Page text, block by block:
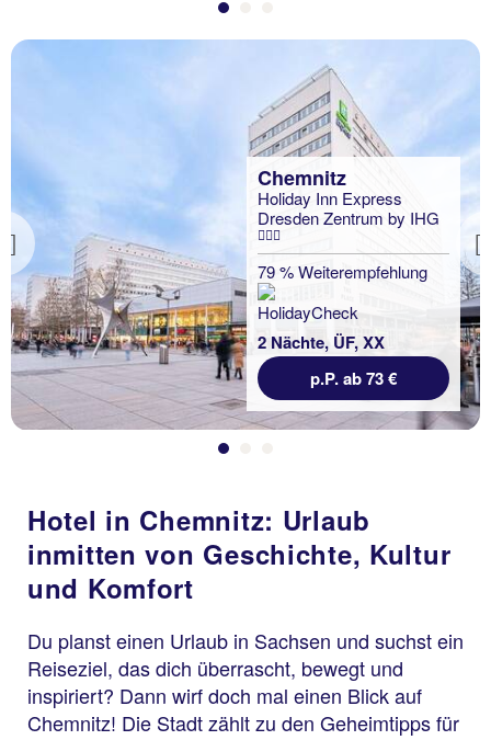
Previous
Chemnitz
Holiday Inn Express
Dresden Zentrum by IHG
79 % Weiterempfehlung
2 Nächte, ÜF, XX
p.P. ab 73 €
Hotel in Chemnitz: Urlaub
inmitten von Geschichte, Kultur
und Komfort
Du planst einen Urlaub in Sachsen und suchst ein
Reiseziel, das dich überrascht, bewegt und
inspiriert? Dann wirf doch mal einen Blick auf
Chemnitz! Die Stadt zählt zu den Geheimtipps für